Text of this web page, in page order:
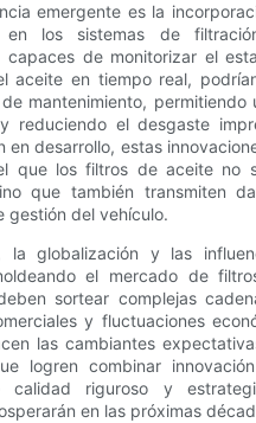
emergente es la
en los sistemas de
capaces de monitorizar el
aceite en tiempo real,
mantenimiento, permitiendo
reduciendo el desgaste
en desarrollo, estas
que los filtros de aceite no
que también transmiten
gestión del vehículo.
la globalización y las
el mercado de
sortear complejas
y fluctuaciones
las cambiantes
logren combinar
calidad riguroso y
en las próximas